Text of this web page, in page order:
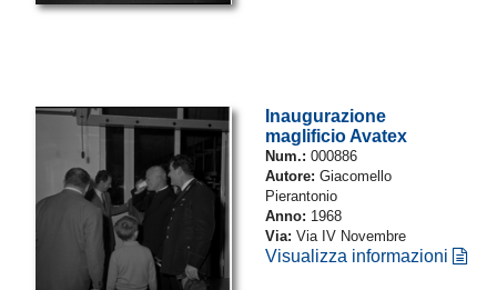
Inaugurazione
maglificio Avatex
Num.: 000886
Autore: Giacomello
Pierantonio
Anno: 1968
Via: Via IV Novembre
Visualizza informazioni